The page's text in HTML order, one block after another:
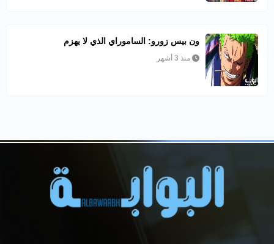
ون بيس زورو: الساموراي الذي لا يهزم
منذ 3 أشهر